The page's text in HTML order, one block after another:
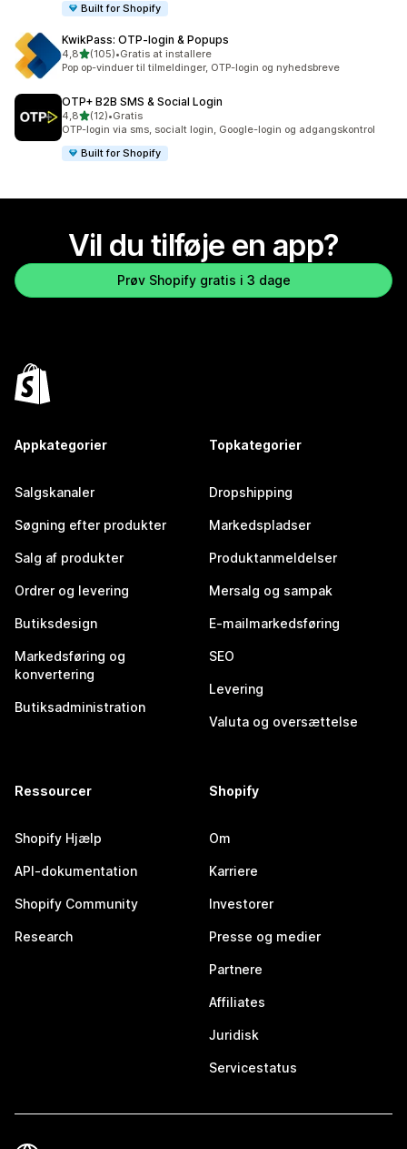
Built for Shopify
KwikPass: OTP‑login & Popups
4,8ud af 5 stjerner
(105)
105 anmeldelser i alt
•Gratis at installere
Pop op-vinduer til tilmeldinger, OTP-login og nyhedsbreve
OTP+ B2B SMS & Social Login
4,8ud af 5 stjerner
(12)
12 anmeldelser i alt
•Gratis
OTP-login via sms, socialt login, Google-login og adgangskontrol
Built for Shopify
Vil du tilføje en app?
Prøv Shopify gratis i 3 dage
Appkategorier
Salgskanaler
Søgning efter produkter
Salg af produkter
Ordrer og levering
Butiksdesign
Markedsføring og
konvertering
Butiksadministration
Topkategorier
Dropshipping
Markedspladser
Produktanmeldelser
Mersalg og sampak
E-mailmarkedsføring
SEO
Levering
Valuta og oversættelse
Ressourcer
Shopify Hjælp
API-dokumentation
Shopify Community
Research
Shopify
Om
Karriere
Investorer
Presse og medier
Partnere
Affiliates
Juridisk
Servicestatus